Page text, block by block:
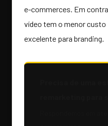
e-commerces. Em
vídeo tem o menor
excelente para branding.